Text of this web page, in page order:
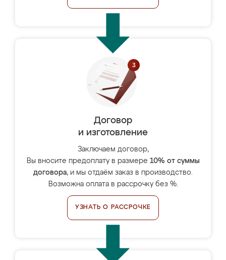
Договор
и изготовление
Заключаем договор,
Вы вносите предоплату в размере 10% от суммы
договора, и мы отдаём заказ в производство.
Возможна оплата в рассрочку без %.
УЗНАТЬ О РАССРОЧКЕ